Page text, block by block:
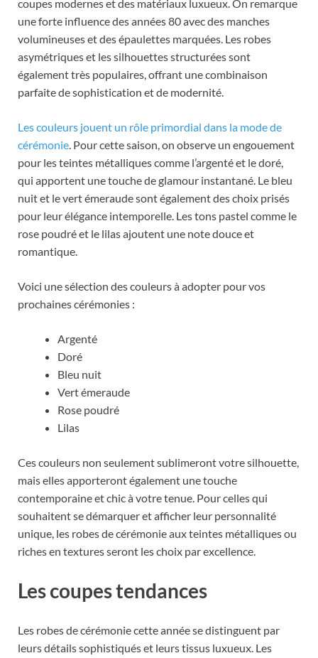
coupes modernes et des matériaux luxueux. On remarque
une forte influence des années 80 avec des manches
volumineuses et des épaulettes marquées. Les robes
asymétriques et les silhouettes structurées sont
également très populaires, offrant une combinaison
parfaite de sophistication et de modernité.
Les couleurs jouent un rôle primordial dans la mode de
cérémonie . Pour cette saison, on observe un engouement
pour les teintes métalliques comme l’argenté et le doré,
qui apportent une touche de glamour instantané. Le bleu
nuit et le vert émeraude sont également des choix prisés
pour leur élégance intemporelle. Les tons pastel comme le
rose poudré et le lilas ajoutent une note douce et
romantique.
Voici une sélection des couleurs à adopter pour vos
prochaines cérémonies :
Argenté
Doré
Bleu nuit
Vert émeraude
Rose poudré
Lilas
Ces couleurs non seulement sublimeront votre silhouette,
mais elles apporteront également une touche
contemporaine et chic à votre tenue. Pour celles qui
souhaitent se démarquer et afficher leur personnalité
unique, les robes de cérémonie aux teintes métalliques ou
riches en textures seront les choix par excellence.
Les coupes tendances
Les robes de cérémonie cette année se distinguent par
leurs détails sophistiqués et leurs tissus luxueux. Les